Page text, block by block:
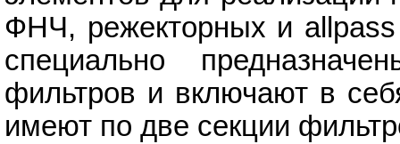
ФНЧ, режекторных и
специально
фильтров и включают в
имеют по две секции